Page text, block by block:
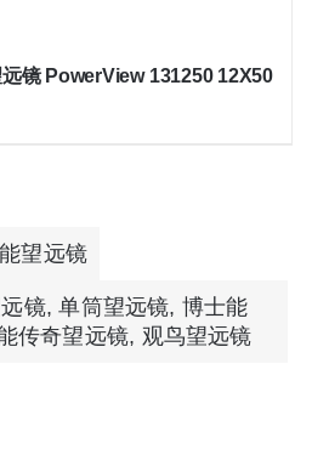
镜 PowerView 131250 12X50
望远镜
镜,单筒望远镜, 博士能
传奇望远镜, 观鸟望远镜